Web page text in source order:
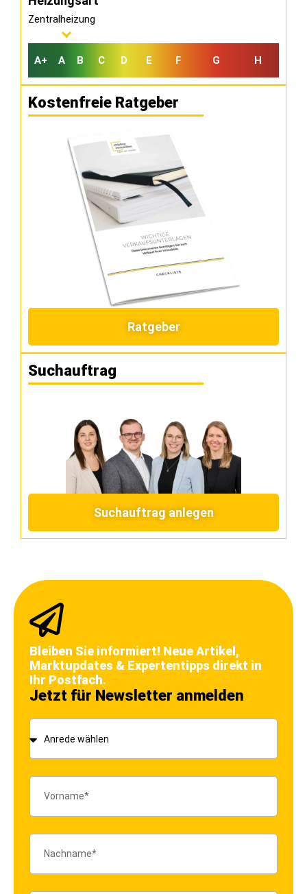
Zentralheizung
A+ A B C D E F G H
Kostenfreie Ratgeber
Ratgeber
Suchauftrag
Suchauftrag anlegen
Bleiben Sie informiert! Neue Artikel,
Marktupdates & Expertentipps direkt in
Ihr Postfach.
Jetzt für Newsletter anmelden